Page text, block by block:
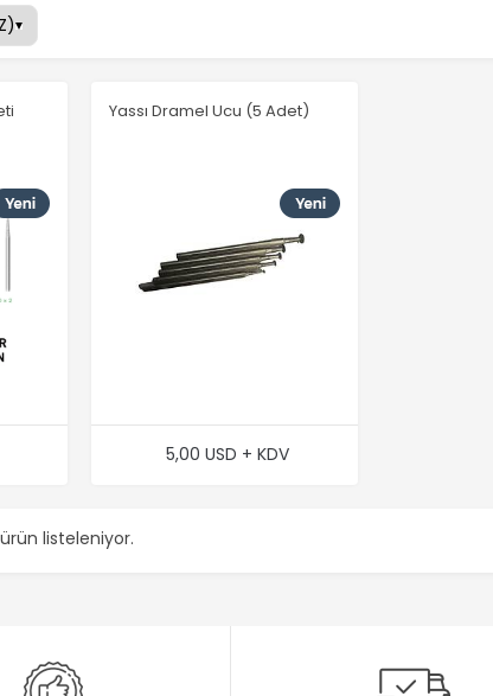
Yassı Dramel Ucu (5 Adet)
5,00 USD + KDV
ürün listeleniyor.